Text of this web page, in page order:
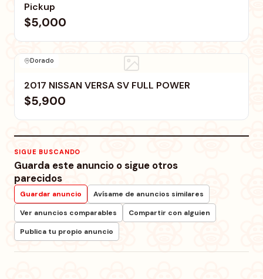
Pickup
$5,000
Dorado
2017 NISSAN VERSA SV FULL POWER
$5,900
SIGUE BUSCANDO
Guarda este anuncio o sigue otros
parecidos
Guardar anuncio
Avísame de anuncios similares
Ver anuncios comparables
Compartir con alguien
Publica tu propio anuncio